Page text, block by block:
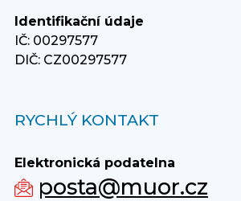
Identifikační údaje
IČ: 00297577
DIČ: CZ00297577
RYCHLÝ KONTAKT
Elektronická podatelna
posta@muor.cz